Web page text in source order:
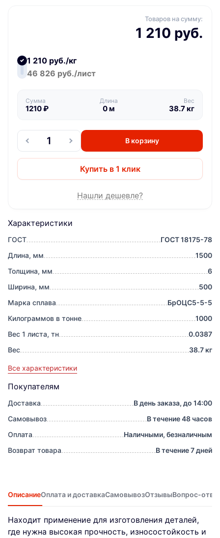
Характеристики
ГОСТ
ГОСТ 18175-78
Длина, мм
1500
Толщина, мм
6
Ширина, мм
500
Марка сплава
БрОЦС5-5-5
Килограммов в тонне
1000
Вес 1 листа, тн
0.0387
Вес
38.7 кг
Все характеристики
Покупателям
Доставка
В день заказа, до 14:00
Самовывоз
В течение 48 часов
Оплата
Наличными, безналичным
Возврат товара
В течение 7 дней
Товаров на сумму:
1 210 руб.
1 210 руб./кг
46 826 руб./лист
Сумма
1210₽
Длина
0м
Вес
38.7кг
В корзину
Купить в 1 клик
Нашли дешевле?
ОписаниеОплата и доставкаСамовывозОтзывыВопрос-
Находит применение для изготовления деталей,
где нужна высокая прочность, износостойкость и